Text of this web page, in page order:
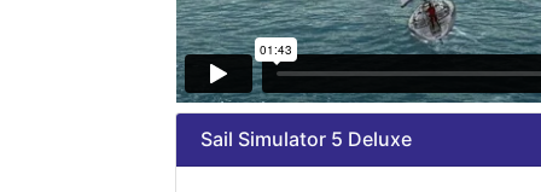
Sail Simulator 5 Deluxe